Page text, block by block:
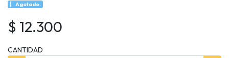
Agotado.
$ 12.300
CANTIDAD